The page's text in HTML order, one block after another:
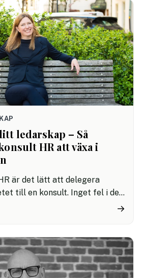
Sverige har en bit kvar när
nytta av digitalisering, AI och
kan kännas både komplexa
ledarskap – Så
HR att växa i
är det lätt att delegera
till en konsult. Inget fel i det,
möjligheterna att växa – både
organisation.
→